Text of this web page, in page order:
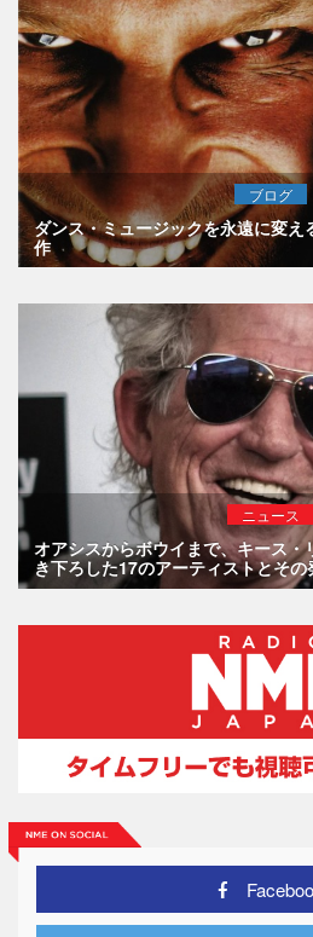
ブログ
ダンス・ミュージックを永遠に変え
作
ニュース
オアシスからボウイまで、キース・
き下ろした17のアーティストとその